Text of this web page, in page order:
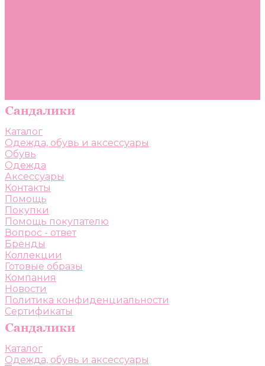
Каталог
Одежда, обувь и аксессуары
Обувь
Одежда
Аксессуары
Контакты
Помощь
Покупки
Помощь покупателю
Вопрос - ответ
Бренды
Коллекции
Готовые образы
Компания
Новости
Политика конфиденциальности
Сертификаты
Каталог
Одежда, обувь и аксессуары